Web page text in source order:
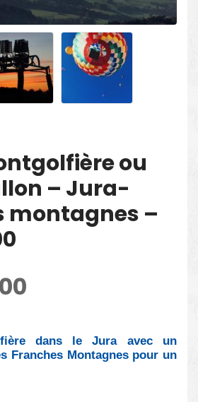
ou
– Jura-
montagnes –
dans le Jura avec un
Franches Montagnes pour un